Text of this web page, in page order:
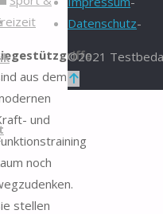
aus dem
und
noch
stellen
Datenschutz-
©2021
Zurück